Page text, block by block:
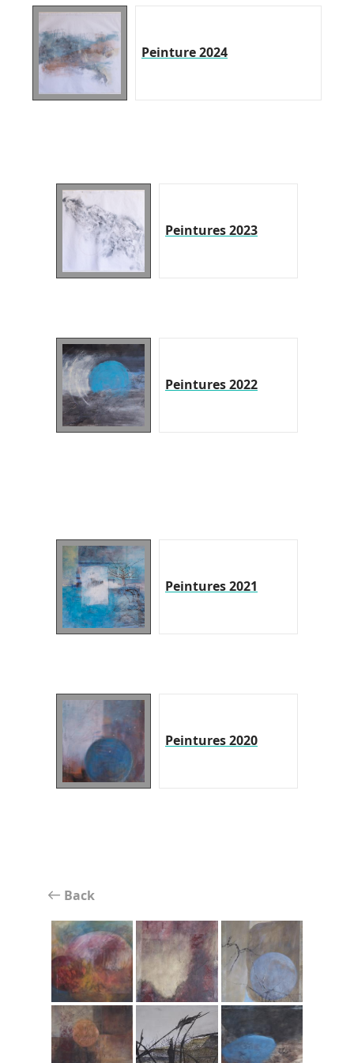
Peinture 2024
Peintures 2023
Peintures 2022
Peintures 2021
Peintures 2020
Back